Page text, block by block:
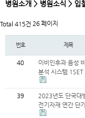
병원소개 > 병원소식 > 입
Total 415건 26 페이지
번호 제목
40
이비인후과 음성
분석 시스템 1SET
39
2023년도 단국대
전기자재 연간 단